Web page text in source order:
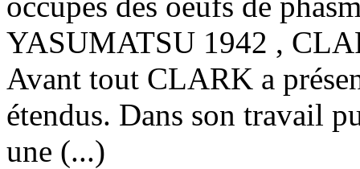
YASUMATSU 1942 ,
Avant tout CLARK a
étendus. Dans son travail
une (...)